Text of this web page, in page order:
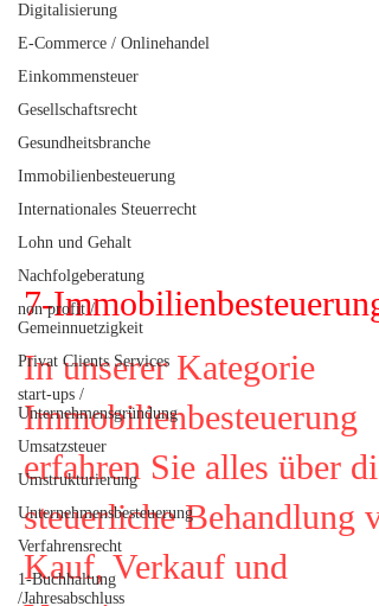
Digitalisierung
E-Commerce / Onlinehandel
Einkommensteuer
Gesellschaftsrecht
Gesundheitsbranche
Immobilienbesteuerung
Internationales Steuerrecht
Lohn und Gehalt
Nachfolgeberatung
non profit /
Gemeinnuetzigkeit
Privat Clients Services
start-ups /
Unternehmensgründung
Umsatzsteuer
Umstrukturierung
Unternehmensbesteuerung
Verfahrensrecht
1-Buchhaltung
/Jahresabschluss
7-Immobilienbesteuerung
In unserer Kategorie
Immobilienbesteuerung
erfahren Sie alles über die
steuerliche Behandlung
Kauf, Verkauf und